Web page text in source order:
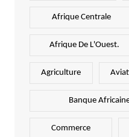
Afrique Centrale
Afrique De L'Ouest.
Agriculture
Banque
Commerce